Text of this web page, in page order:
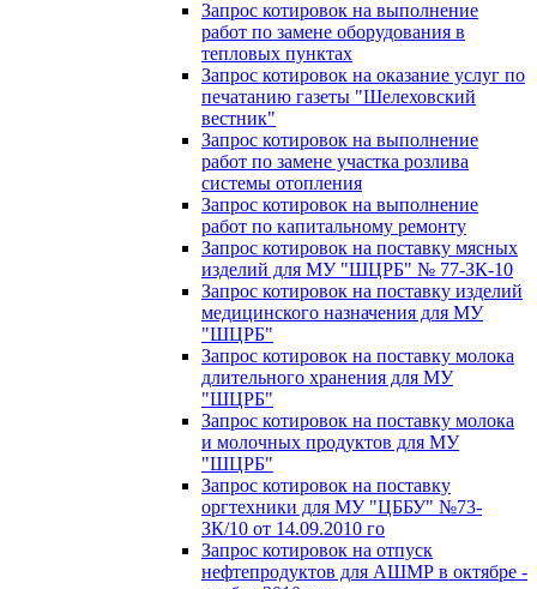
Запрос котировок на выполнение
работ по замене оборудования в
тепловых пунктах
Запрос котировок на оказание услуг по
печатанию газеты "Шелеховский
вестник"
Запрос котировок на выполнение
работ по замене участка розлива
системы отопления
Запрос котировок на выполнение
работ по капитальному ремонту
Запрос котировок на поставку мясных
изделий для МУ "ШЦРБ" № 77-ЗК-10
Запрос котировок на поставку изделий
медицинского назначения для МУ
"ШЦРБ"
Запрос котировок на поставку молока
длительного хранения для МУ
"ШЦРБ"
Запрос котировок на поставку молока
и молочных продуктов для МУ
"ШЦРБ"
Запрос котировок на поставку
оргтехники для МУ "ЦББУ" №73-
ЗК/10 от 14.09.2010 го
Запрос котировок на отпуск
нефтепродуктов для АШМР в октябре -